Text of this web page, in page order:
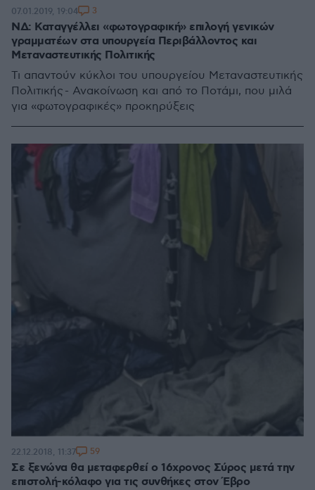
ΝΔ: Καταγγέλλει «φωτογραφική» επιλογή γενικών
γραμματέων στα υπουργεία Περιβάλλοντος και
Μεταναστευτικής Πολιτικής
Τι απαντούν κύκλοι του υπουργείου Μεταναστευτικής
Πολιτικής - Ανακοίνωση και από το Ποτάμι, που μιλά
για «φωτογραφικές» προκηρύξεις
07.01.2019, 19:04 3
Σε ξενώνα θα μεταφερθεί ο 16χρονος Σύρος μετά την
επιστολή-κόλαφο για τις συνθήκες στον Έβρο
22.12.2018, 11:37 59